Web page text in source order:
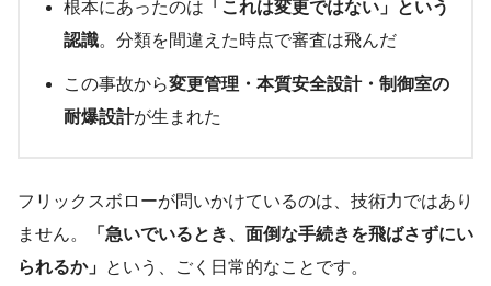
根本にあったのは 「これは変更ではない」という
認識。分類を間違えた時点で審査は飛んだ
この事故から変更管理・本質安全設計・制御室の
耐爆設計が生まれた
フリックスボローが問いかけているのは、技術力ではあり
ません。
「急いでいるとき、面倒な手続きを飛ばさずにい
られるか」 という、ごく日常的なことです。